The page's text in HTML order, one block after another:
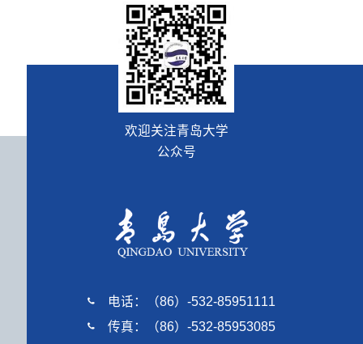
欢迎关注青岛大学
公众号
电话：（86）-532-85951111
传真：（86）-532-85953085